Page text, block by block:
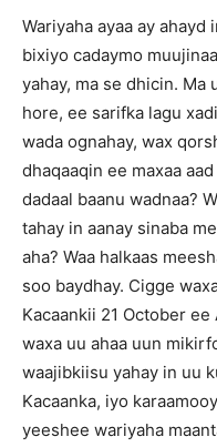
Wariyaha ayaa ay
bixiyo cadaymo
yahay, ma se dhicin. Ma
hore, ee sarifka lagu
wada ognahay, wax
dhaqaaqin ee maxaa
dadaal baanu wadnaa?
tahay in aanay sinaba
aha? Waa halkaas
soo baydhay. Cigge
Kacaankii 21 October
waxa uu ahaa uun
waajibkiisu yahay in uu
Kacaanka, iyo
yeeshee wariyaha